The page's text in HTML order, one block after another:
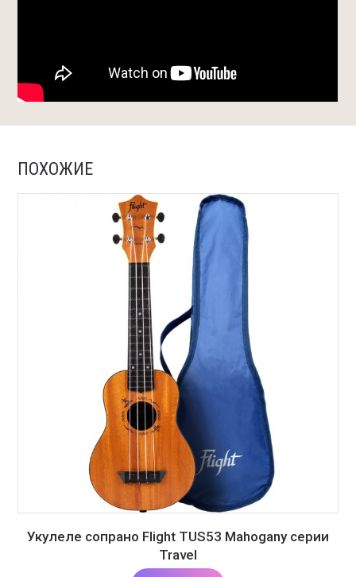
ПОХОЖИЕ
Укулеле сопрано Flight TUS53 Mahogany серии
Travel